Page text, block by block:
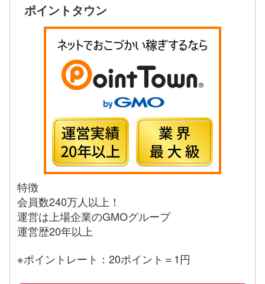
ポイントタウン
特徴
会員数240万人以上！
運営は上場企業のGMOグループ
運営歴20年以上
※ポイントレート：20ポイント＝1円